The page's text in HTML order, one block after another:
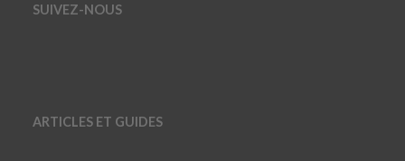
SUIVEZ-NOUS
ARTICLES ET GUIDES